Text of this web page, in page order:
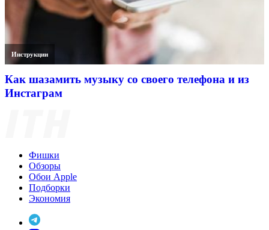
Инструкции
Как шазамить музыку со своего телефона и из
Инстаграм
Фишки
Обзоры
Обои Apple
Подборки
Экономия